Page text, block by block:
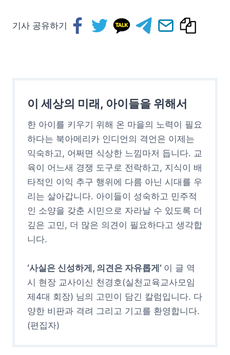
기사 공유하기
이 세상의 미래, 아이들을 위해서
한 아이를 키우기 위해 온 마을의 노력이 필요
하다는 북아메리카 인디언의 격언은 이제는
익숙하고, 어쩌면 식상한 느낌마저 듭니다. 교
육이 어느새 경쟁 도구로 전락하고, 지식이 배
타적인 이익 추구 행위에 다름 아닌 시대를 우
리는 살아갑니다. 아이들이 성숙하고 민주적
인 소양을 갖춘 시민으로 자라날 수 있도록 더
깊은 고민, 더 많은 의견이 필요하다고 생각합
니다.
‘사실은 신성하게, 의견은 자유롭게’ 이 글 역
시 현장 교사이신 천경호(실천교육교사모임
제4대 회장) 님의 고민이 담긴 칼럼입니다. 다
양한 비판과 격려 그리고 기고를 환영합니다.
(편집자)